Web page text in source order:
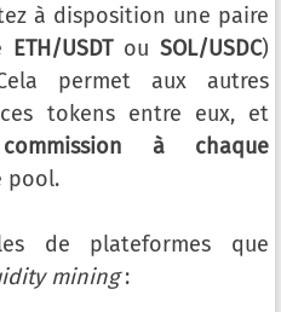
à disposition une paire
ETH/USDTou SOL/USDC)
permet aux autres
tokens entre eux, et
commission à chaque
pool.
de plateformes que
mining: